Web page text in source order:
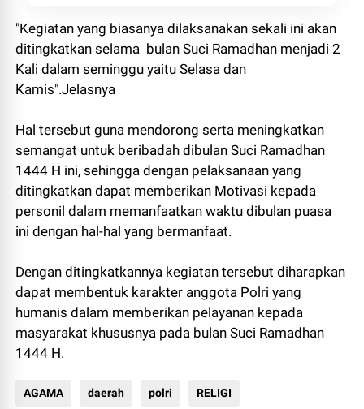
"Kegiatan yang biasanya dilaksanakan sekali ini akan
ditingkatkan selama bulan Suci Ramadhan menjadi 2
Kali dalam seminggu yaitu Selasa dan
Kamis".Jelasnya
Hal tersebut guna mendorong serta meningkatkan
semangat untuk beribadah dibulan Suci Ramadhan
1444 H ini, sehingga dengan pelaksanaan yang
ditingkatkan dapat memberikan Motivasi kepada
personil dalam memanfaatkan waktu dibulan puasa
ini dengan hal-hal yang bermanfaat.
Dengan ditingkatkannya kegiatan tersebut diharapkan
dapat membentuk karakter anggota Polri yang
humanis dalam memberikan pelayanan kepada
masyarakat khususnya pada bulan Suci Ramadhan
1444 H.
AGAMA daerah polri RELIGI